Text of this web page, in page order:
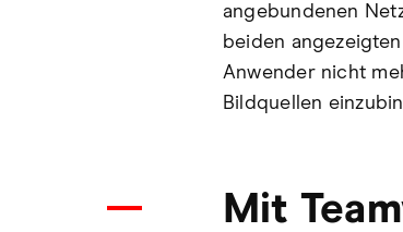
angebundenen
beiden
Anwender nicht
Bildquellen
Mit